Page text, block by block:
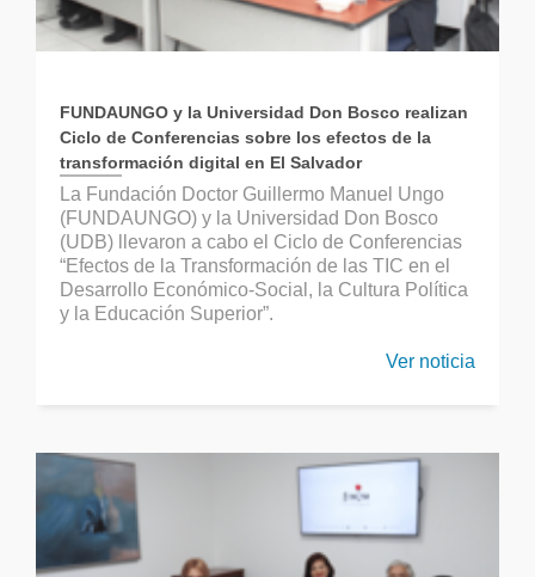
FUNDAUNGO y la Universidad Don Bosco realizan
Ciclo de Conferencias sobre los efectos de la
transformación digital en El Salvador
La Fundación Doctor Guillermo Manuel Ungo
(FUNDAUNGO) y la Universidad Don Bosco
(UDB) llevaron a cabo el Ciclo de Conferencias
“Efectos de la Transformación de las TIC en el
Desarrollo Económico-Social, la Cultura Política
y la Educación Superior”.
Ver noticia